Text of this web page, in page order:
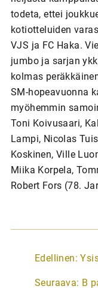
todeta, ettei
kotiotteluiden
VJS ja FC Haka.
jumbo ja sarjan
kolmas
SM-hopeavuonna
myöhemmin
Toni Koivusaari,
Lampi, Nicolas
Koskinen, Ville
Miika Korpela,
Robert Fors (78.
A
t
Edellinen:
Seuraava: B